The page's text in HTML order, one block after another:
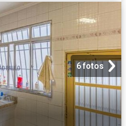
6 fotos